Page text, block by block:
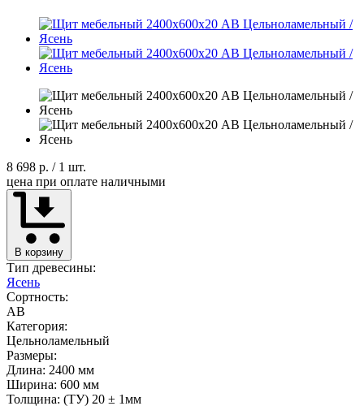
8 698 р. / 1 шт.
цена при оплате наличными
В корзину
Тип древесины:
Ясень
Сортность:
AB
Категория:
Цельноламельный
Размеры:
Длина: 2400 мм
Ширина: 600 мм
Толщина: (ТУ) 20 ± 1мм